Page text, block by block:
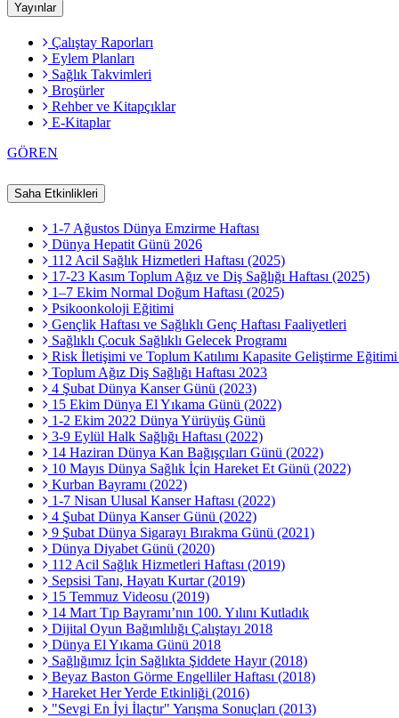
Yayınlar
Çalıştay Raporları
Eylem Planları
Sağlık Takvimleri
Broşürler
Rehber ve Kitapçıklar
E-Kitaplar
GÖREN
Saha Etkinlikleri
1-7 Ağustos Dünya Emzirme Haftası
Dünya Hepatit Günü 2026
112 Acil Sağlık Hizmetleri Haftası (2025)
17-23 Kasım Toplum Ağız ve Diş Sağlığı Haftası (2025)
1–7 Ekim Normal Doğum Haftası (2025)
Psikoonkoloji Eğitimi
Gençlik Haftası ve Sağlıklı Genç Haftası Faaliyetleri
Sağlıklı Çocuk Sağlıklı Gelecek Programı
Risk İletişimi ve Toplum Katılımı Kapasite Geliştirme
Toplum Ağız Diş Sağlığı Haftası 2023
4 Şubat Dünya Kanser Günü (2023)
15 Ekim Dünya El Yıkama Günü (2022)
1-2 Ekim 2022 Dünya Yürüyüş Günü
3-9 Eylül Halk Sağlığı Haftası (2022)
14 Haziran Dünya Kan Bağışçıları Günü (2022)
10 Mayıs Dünya Sağlık İçin Hareket Et Günü (2022)
Kurban Bayramı (2022)
1-7 Nisan Ulusal Kanser Haftası (2022)
4 Şubat Dünya Kanser Günü (2022)
9 Şubat Dünya Sigarayı Bırakma Günü (2021)
Dünya Diyabet Günü (2020)
112 Acil Sağlık Hizmetleri Haftası (2019)
Sepsisi Tanı, Hayatı Kurtar (2019)
15 Temmuz Videosu (2019)
14 Mart Tıp Bayramı’nın 100. Yılını Kutladık
Dijital Oyun Bağımlılığı Çalıştayı 2018
Dünya El Yıkama Günü 2018
Sağlığımız İçin Sağlıkta Şiddete Hayır (2018)
Beyaz Baston Görme Engelliler Haftası (2018)
Hareket Her Yerde Etkinliği (2016)
"Sevgi En İyi İlaçtır" Yarışma Sonuçları (2013)